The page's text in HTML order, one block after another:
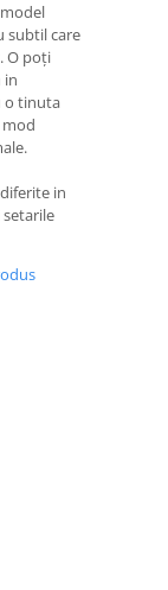
subtil care
O poți
in
o tinuta
in